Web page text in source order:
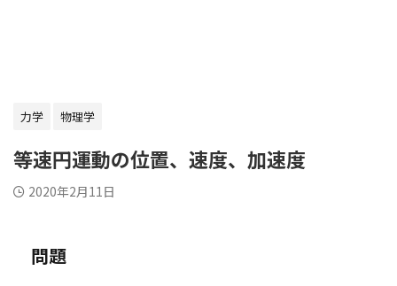
力学 物理学
等速円運動の位置、速度、加速度
2020年2月11日
問題